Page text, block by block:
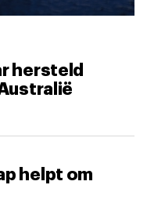
hersteld
helpt om